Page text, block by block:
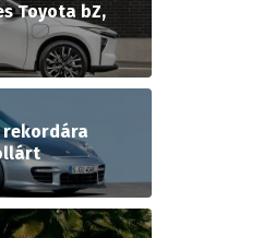
Toyota bZ,
rekordára